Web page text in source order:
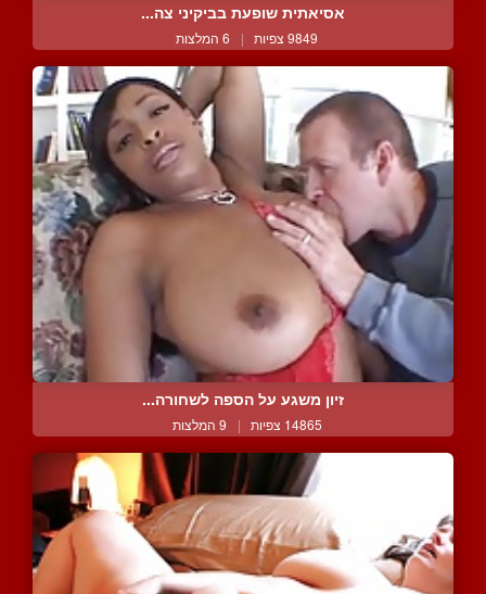
אסיאתית שופעת בביקיני צה...
9849 צפיות | 6 המלצות
זיון משגע על הספה לשחורה...
14865 צפיות | 9 המלצות